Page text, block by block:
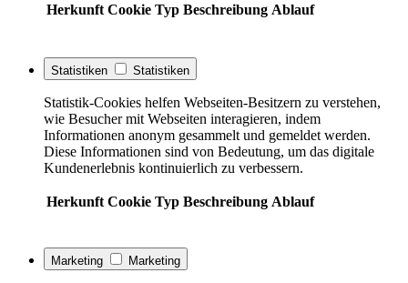
Herkunft Cookie Typ Beschreibung Ablauf
Statistiken Statistiken
Statistik-Cookies helfen Webseiten-Besitzern zu verstehen,
wie Besucher mit Webseiten interagieren, indem
Informationen anonym gesammelt und gemeldet werden.
Diese Informationen sind von Bedeutung, um das digitale
Kundenerlebnis kontinuierlich zu verbessern.
Herkunft Cookie Typ Beschreibung Ablauf
Marketing Marketing